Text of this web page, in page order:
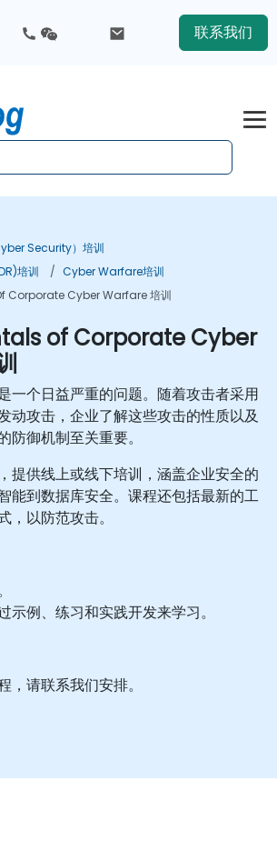
联系我们
Security）培训
培训
Cyber Warfare培训
Corporate Cyber Warfare 培训
of Corporate Cyber
一个日益严重的问题。随着攻击者采用
动攻击，企业了解这些攻击的性质以及
防御机制至关重要。
提供线上或线下培训，涵盖企业安全的
能到数据库安全。课程还包括最新的工
，以防范攻击。
示例、练习和实践开发来学习。
，请联系我们安排。